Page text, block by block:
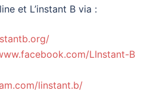
et L’instant B via :
LInstant-B
linstant.b/